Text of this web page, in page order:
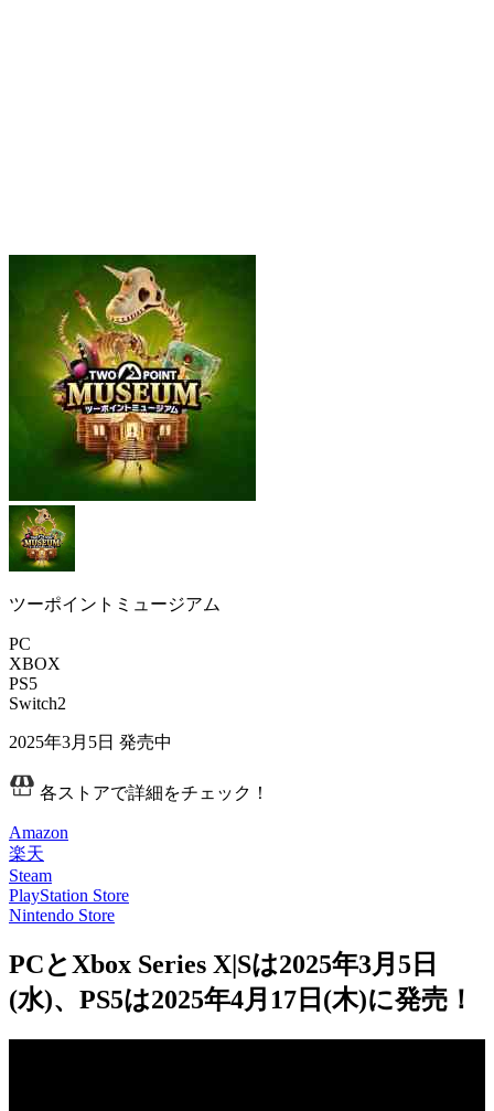
ツーポイントミュージアム
PC
XBOX
PS5
Switch2
2025年3月5日 発売中
各ストアで詳細をチェック！
Amazon
楽天
Steam
PlayStation Store
Nintendo Store
PCとXbox Series X|Sは2025年3月5日
(水)、PS5は2025年4月17日(木)に発売！